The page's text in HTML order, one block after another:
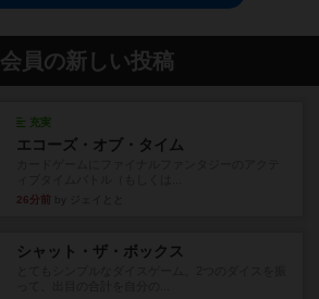
会員の新しい投稿
充実
エコーズ・オブ・タイム
26分前
シャット・ザ・ボックス